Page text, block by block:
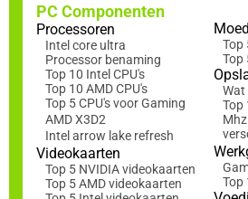
PC Componenten
Processoren
Intel core ultra
Processor benaming
Top 10 Intel CPU's
Top 10 AMD CPU's
Top 5 CPU's voor Gaming
AMD X3D2
Intel arrow lake refresh
Videokaarten
Top 5 NVIDIA videokaarten
Top 5 AMD videokaarten
Top
Top
Wat
Top
Top